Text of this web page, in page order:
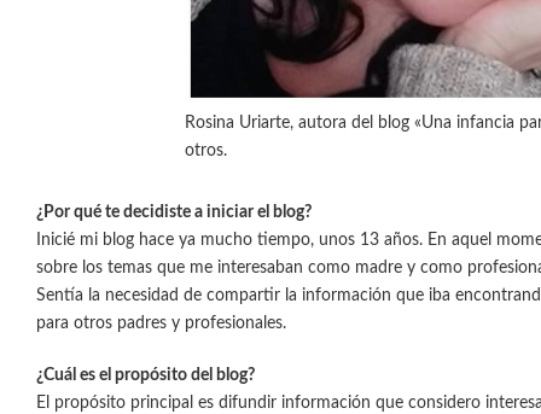
Rosina Uriarte, autora del blog «Una infancia
otros.
¿Por qué te decidiste a iniciar el blog?
Inicié mi blog hace ya mucho tiempo, unos 13 años. En aquel
sobre los temas que me interesaban como madre y como
Sentía la necesidad de compartir la información que iba
para otros padres y profesionales.
¿Cuál es el propósito del blog?
El propósito principal es difundir información que considero